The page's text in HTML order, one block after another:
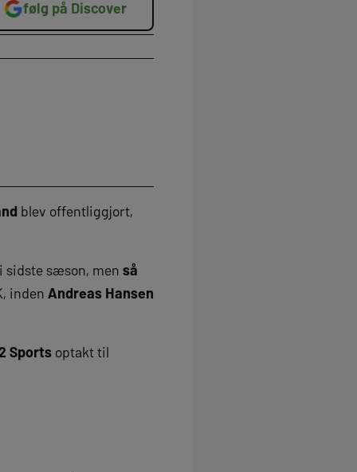
følg på Discover
blev offentliggjort,
sidste sæson, men så
inden Andreas Hansen
Sports optakt til